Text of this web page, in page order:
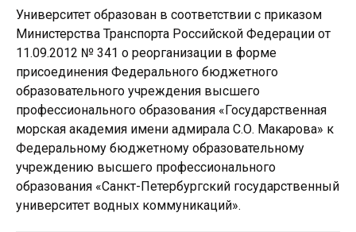
Университет образован в соответствии с приказом
Министерства Транспорта Российской Федерации от
11.09.2012 № 341 о реорганизации в форме
присоединения Федерального бюджетного
образовательного учреждения высшего
профессионального образования «Государственная
морская академия имени адмирала C.О. Макарова» к
Федеральному бюджетному образовательному
учреждению высшего профессионального
образования «Санкт-Петербургский государственный
университет водных коммуникаций».